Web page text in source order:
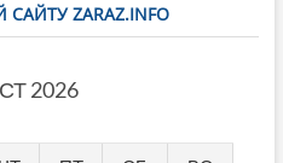
САЙТУ ZARAZ.INFO
2026